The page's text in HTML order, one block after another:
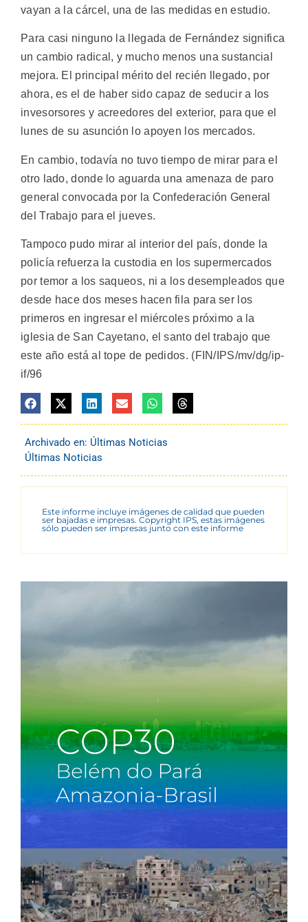
vayan a la cárcel, una de las medidas en estudio.
Para casi ninguno la llegada de Fernández significa
un cambio radical, y mucho menos una sustancial
mejora. El principal mérito del recién llegado, por
ahora, es el de haber sido capaz de seducir a los
invesorsores y acreedores del exterior, para que el
lunes de su asunción lo apoyen los mercados.
En cambio, todavía no tuvo tiempo de mirar para el
otro lado, donde lo aguarda una amenaza de paro
general convocada por la Confederación General
del Trabajo para el jueves.
Tampoco pudo mirar al interior del país, donde la
policía refuerza la custodia en los supermercados
por temor a los saqueos, ni a los desempleados que
desde hace dos meses hacen fila para ser los
primeros en ingresar el miércoles próximo a la
iglesia de San Cayetano, el santo del trabajo que
este año está al tope de pedidos. (FIN/IPS/mv/dg/ip-
if/96
Archivado en: Últimas Noticias
Últimas Noticias
Este informe incluye imágenes de calidad que pueden
ser bajadas e impresas. Copyright IPS, estas imágenes
sólo pueden ser impresas junto con este informe